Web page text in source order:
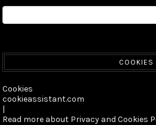
COOKIES
Cookies
cookieassistant.com
|
Read more about Privacy and Cookies